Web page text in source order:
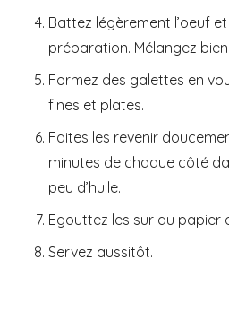
Battez légèrement l’oeuf
préparation. Mélangez
Formez des galettes en
fines et plates.
Faites les revenir
minutes de chaque côté
peu d’huile.
Egouttez les sur du papier
Servez aussitôt.